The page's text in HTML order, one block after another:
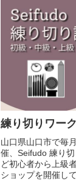
練り切りワー
山口県山口市で毎
催、Seifudo 練り
ど初心者から上級
ショップを開催し